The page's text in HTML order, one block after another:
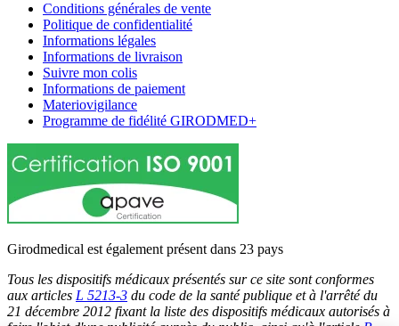
Conditions générales de vente
Politique de confidentialité
Informations légales
Informations de livraison
Suivre mon colis
Informations de paiement
Materiovigilance
Programme de fidélité GIRODMED+
Girodmedical est également présent dans 23 pays
Tous les dispositifs médicaux présentés sur ce site sont conformes
aux articles L 5213-3 du code de la santé publique et à l'arrêté du
21 décembre 2012 fixant la liste des dispositifs médicaux autorisés à